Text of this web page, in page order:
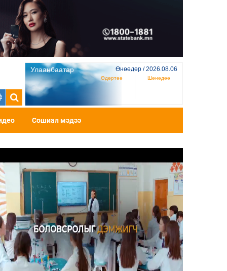
Улаанбаатар Өнөөдөр / 2026.08.06
Өдөртөө Шөнөдөө
Сошиал мэдээ